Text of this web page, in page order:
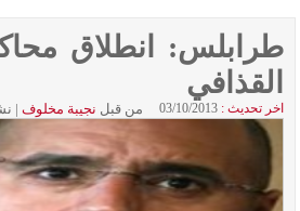
القذافي
اخر تحديث : 03/10/2013 من قبل نجيبة مخلوف |